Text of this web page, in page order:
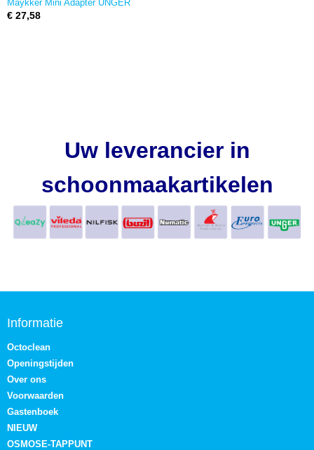
Maykker Mini Adapter UNGER
€ 27,58
Uw leverancier in
schoonmaakartikelen
Informatie
Octoclean
Openingstijden
Over ons
Voorwaarden
Gastenboek
NIEUW
OSMOSE-TAPPUNT